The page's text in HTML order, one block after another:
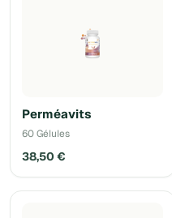
Perméavits
60 Gélules
38,50 €